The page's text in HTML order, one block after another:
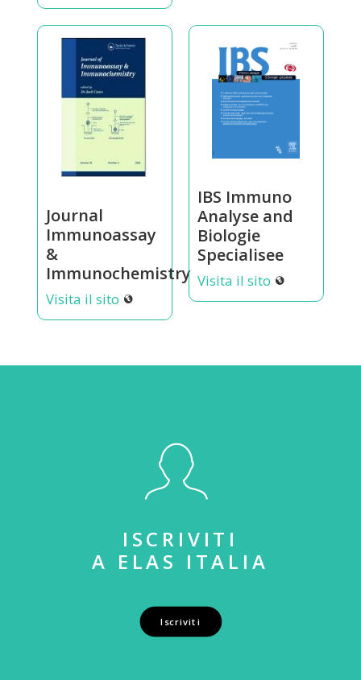
Journal
Immunoassay
&
Immunochemistry
Visita il sito
IBS Immuno
Analyse and
Biologie
Specialisee
Visita il sito
ISCRIVITI
A ELAS ITALIA
Iscriviti